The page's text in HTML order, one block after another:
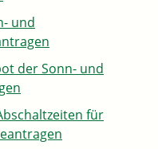
und
der Sonn- und
für